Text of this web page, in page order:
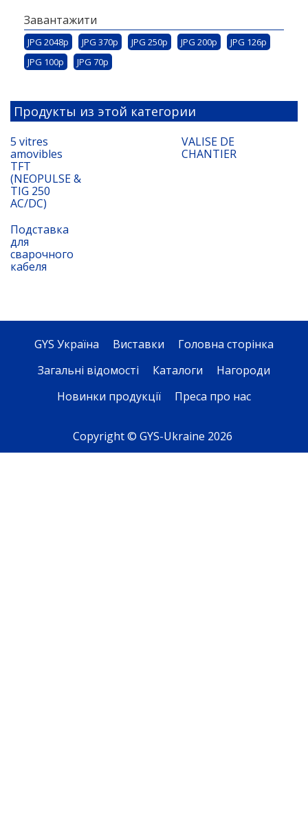
Завантажити
JPG 2048p JPG 370p JPG 250p JPG 200p
JPG 126p
JPG 100p
JPG 70p
Продукты из этой категории
5 vitres
amovibles
TFT
(NEOPULSE &
TIG 250
AC/DC)
VALISE DE
CHANTIER
Подставка
для
сварочного
кабеля
GYS Україна Виставки
Головна сторінка
Загальні відомості
Каталоги
Нагороди
Новинки продукції
Преса про нас
Copyright © GYS-Ukraine 2026